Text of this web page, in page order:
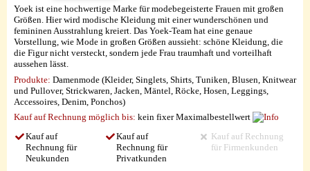
Yoek ist eine hochwertige Marke für modebegeisterte Frauen mit großen
Größen. Hier wird modische Kleidung mit einer wunderschönen und
femininen Ausstrahlung kreiert. Das Yoek-Team hat eine genaue
Vorstellung, wie Mode in großen Größen aussieht: schöne Kleidung, die
die Figur nicht versteckt, sondern jede Frau traumhaft und vorteilhaft
aussehen lässt.
Produkte: Damenmode (Kleider, Singlets, Shirts, Tuniken, Blusen, Knitwear
und Pullover, Strickwaren, Jacken, Mäntel, Röcke, Hosen, Leggings,
Accessoires, Denim, Ponchos)
Kauf auf Rechnung möglich bis: kein fixer Maximalbestellwert
Kauf auf
Rechnung für
Neukunden
Kauf auf
Rechnung für
Privatkunden
Kauf auf Rechnung
für Firmenkunden